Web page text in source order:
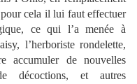
cela il lui faut effectuer
ce qui l’a menée à
l’herboriste rondelette,
accumuler de nouvelles
décoctions, et autres